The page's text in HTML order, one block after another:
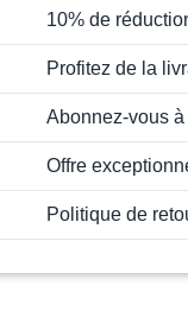
10% de
Profitez de la
Abonnez-vous
Offre
Politique de